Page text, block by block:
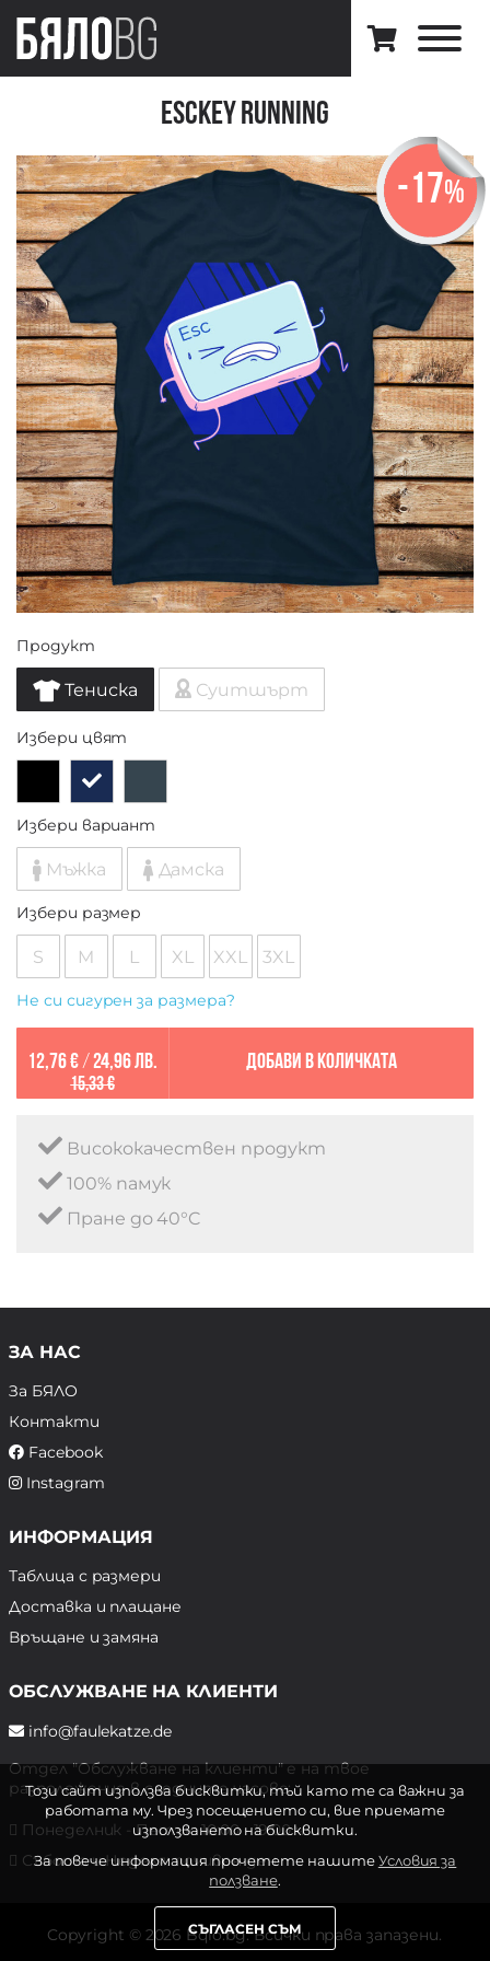
EscKey Running
-17%
Продукт
Тениска Суитшърт
Избери цвят
Избери вариант
Мъжка Дамска
Избери размер
S M L XL XXL 3XL
Не си сигурен за размера?
12,76 €/ 24,96 лв.
15,33 €
Добави в количката
Висококачествен продукт
100% памук
Пране до 40°C
ЗА НАС
За БЯЛО
Контакти
Facebook
Instagram
ИНФОРМАЦИЯ
Таблица с размери
Доставка и плащане
Връщане и замяна
ОБСЛУЖВАНЕ НА КЛИЕНТИ
info@faulekatze.de
Отдел "Обслужване на клиенти" е на твое
разположение в следните часове:
Понеделник - Петък: 10:00 - 19:00 ч.
Събота и Неделя: почивен ден
Copyright © 2026 Bqlo.bg. Всички права запазени.
Този сайт използва бисквитки, тъй като те са важни за
работата му. Чрез посещението си, вие приемате
използването на бисквитки.
За повече информация прочетете нашитеУсловия за
ползване.
СЪГЛАСЕН СЪМ